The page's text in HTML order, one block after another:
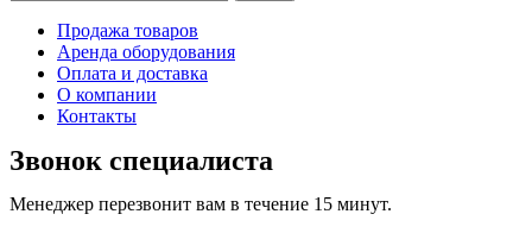
Продажа товаров
Аренда оборудования
Оплата и доставка
О компании
Контакты
Звонок специалиста
Менеджер перезвонит вам в течение 15 минут.